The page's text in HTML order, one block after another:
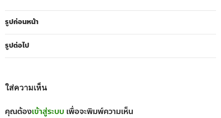
รูปก่อนหน้า
รูปต่อไป
ใส่ความเห็น
คุณต้องเข้าสู่ระบบ เพื่อจะพิมพ์ความเห็น